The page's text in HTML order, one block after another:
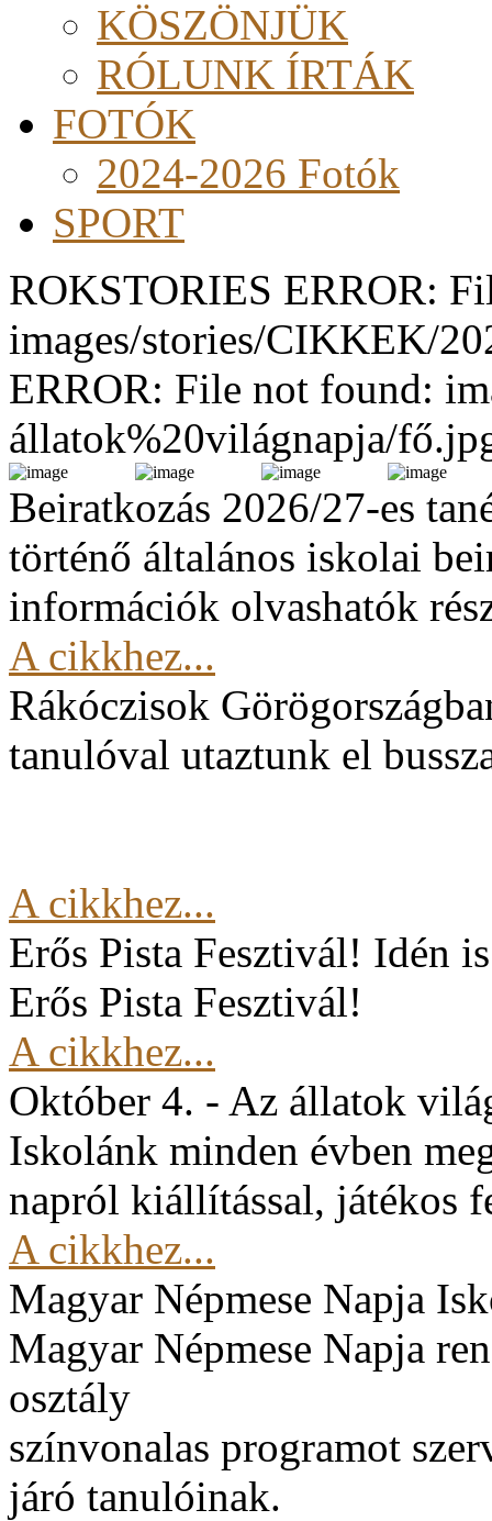
KÖSZÖNJÜK
RÓLUNK ÍRTÁK
FOTÓK
2024-2026 Fotók
SPORT
ROKSTORIES ERROR:
images/stories/CIKKEK/
ERROR: File not found:
állatok%20világnapja/
Beiratkozás 2026/27-es
történő általános iskolai
információk olvashatók
A cikkhez...
Rákóczisok
tanulóval utaztunk el
A cikkhez...
Erős Pista Fesztivál! Idén
Erős Pista Fesztivál!
A cikkhez...
Október 4. - Az állatok
Iskolánk minden évben
napról kiállítással, játékos
A cikkhez...
Magyar Népmese Napja
Magyar Népmese Napja
osztály
színvonalas programot
járó tanulóinak.